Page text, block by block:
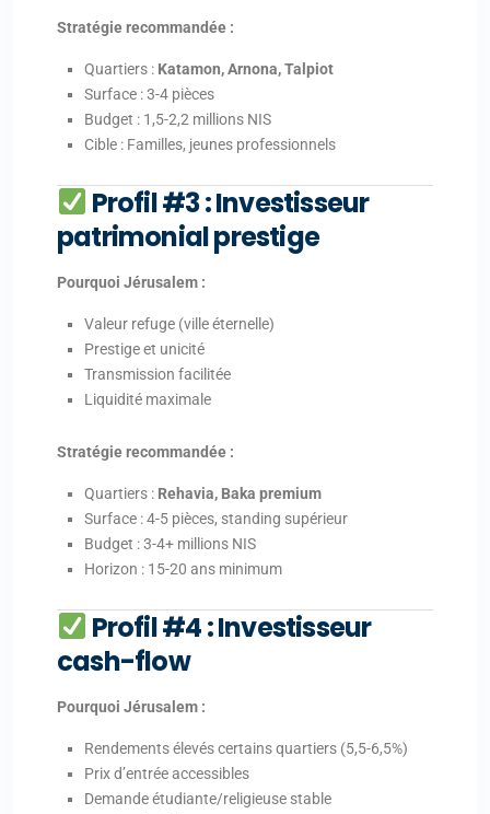
Stratégie recommandée :
Quartiers : Katamon, Arnona, Talpiot
Surface : 3-4 pièces
Budget : 1,5-2,2 millions NIS
Cible : Familles, jeunes professionnels
Profil #3 : Investisseur
patrimonial prestige
Pourquoi Jérusalem :
Valeur refuge (ville éternelle)
Prestige et unicité
Transmission facilitée
Liquidité maximale
Stratégie recommandée :
Quartiers : Rehavia, Baka premium
Surface : 4-5 pièces, standing supérieur
Budget : 3-4+ millions NIS
Horizon : 15-20 ans minimum
Profil #4 : Investisseur
cash-flow
Pourquoi Jérusalem :
Rendements élevés certains quartiers (5,5-6,5%)
Prix d’entrée accessibles
Demande étudiante/religieuse stable